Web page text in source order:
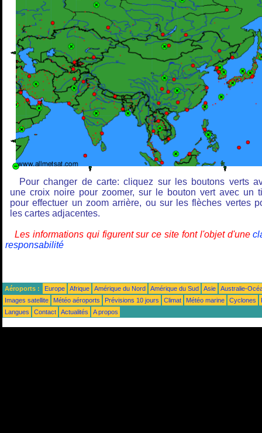
Pour changer de carte: cliquez sur les boutons verts
une croix noire pour zoomer, sur le bouton vert avec un
pour effectuer un zoom arrière, ou sur les flèches vertes
les cartes adjacentes.
Les informations qui figurent sur ce site font l'objet d'une
responsabilité
Aéroports : Europe Afrique Amérique du Nord Amérique du Sud Asie
Australie-
Images satellite
Météo aéroports Prévisions 10 jours Climat Météo marine Cyclones
Langues
Contact Actualités A propos